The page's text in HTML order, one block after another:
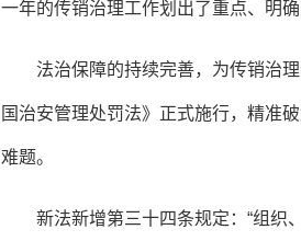
一年的传销治理工作划出了重点、明
法治保障的持续完善，为传销治
国治安管理处罚法》正式施行，精准
难题。
新法新增第三十四条规定：“组织